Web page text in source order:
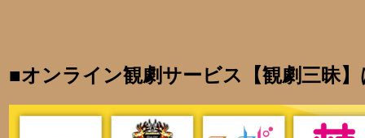
■オンライン観劇サービス【観劇三昧